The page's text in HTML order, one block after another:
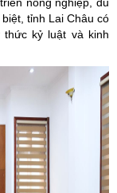
tỉnh Lai Châu có
kỷ luật và kinh